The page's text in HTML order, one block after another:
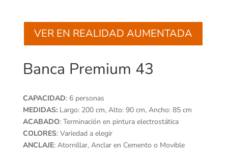
VER EN REALIDAD AUMENTADA
Banca Premium 43
CAPACIDAD: 6 personas
MEDIDAS: Largo: 200 cm, Alto: 90 cm, Ancho: 85 cm
ACABADO: Terminación en pintura electrostática
COLORES: Variedad a elegir
ANCLAJE: Atornillar, Anclar en Cemento o Movible